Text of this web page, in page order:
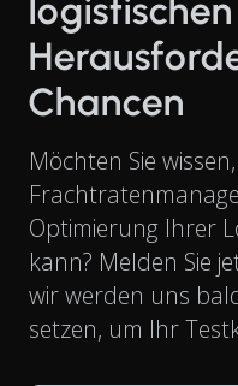
logistischen
Chancen
Möchten Sie
Optimierung Ihrer
kann? Melden Sie
wir werden uns
setzen, um Ihr